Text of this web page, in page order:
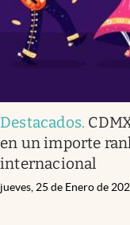
Destacados.
en un importe
internacional
jueves, 25 de Enero de